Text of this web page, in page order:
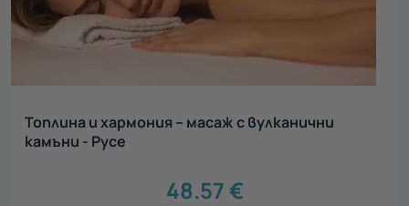
Топлина и хармония – масаж с вулканични
камъни - Русе
48.57€